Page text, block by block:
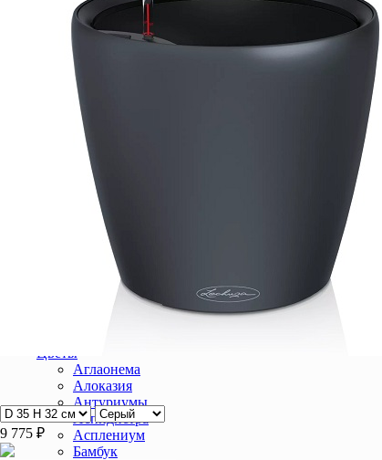
Фитодизайн помещения
Озеленение интерьера
Вертикальное озеленение
Озеленение салонов красоты
Озеленение спа-центров
Озеленение фитнес клубов
Озеленение офиса
Фитостены
Обслуживание растений
Цветы
Аглаонема
Алоказия
Антуриумы
Аспидистра
Асплениум
Бамбук
9 775 ₽